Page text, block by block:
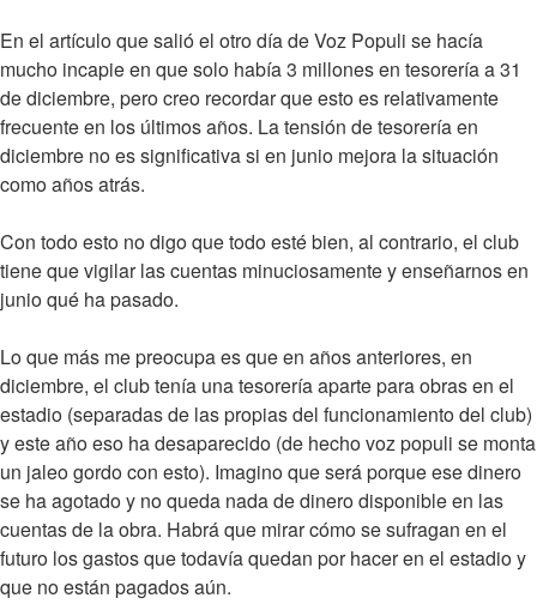
En el artículo que salió el otro día de Voz Populi se hacía
mucho incapie en que solo había 3 millones en tesorería a 31
de diciembre, pero creo recordar que esto es relativamente
frecuente en los últimos años. La tensión de tesorería en
diciembre no es significativa si en junio mejora la situación
como años atrás.
Con todo esto no digo que todo esté bien, al contrario, el club
tiene que vigilar las cuentas minuciosamente y enseñarnos en
junio qué ha pasado.
Lo que más me preocupa es que en años anteriores, en
diciembre, el club tenía una tesorería aparte para obras en el
estadio (separadas de las propias del funcionamiento del club)
y este año eso ha desaparecido (de hecho voz populi se monta
un jaleo gordo con esto). Imagino que será porque ese dinero
se ha agotado y no queda nada de dinero disponible en las
cuentas de la obra. Habrá que mirar cómo se sufragan en el
futuro los gastos que todavía quedan por hacer en el estadio y
que no están pagados aún.